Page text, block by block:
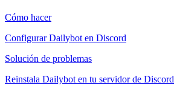
Cómo hacer
Configurar Dailybot en Discord
Solución de problemas
Reinstala Dailybot en tu servidor de Discord